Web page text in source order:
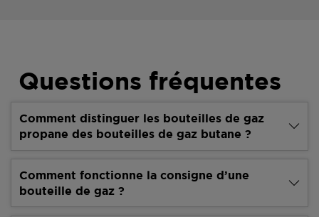
Questions fréquentes
Comment distinguer les bouteilles de gaz
propane des bouteilles de gaz butane ?
Comment fonctionne la consigne d’une
bouteille de gaz ?